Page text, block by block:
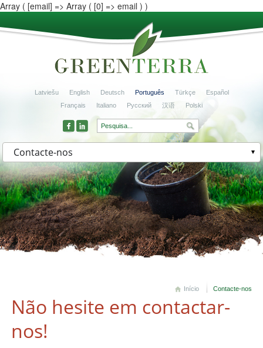
Array ( [email] => Array ( [0] => email ) )
Latviešu English Deutsch Português Türkçe
Español
Français
Italiano Русский 汉语 Polski
Contacte-nos
Início Contacte-nos
Não hesite em contactar-
nos!